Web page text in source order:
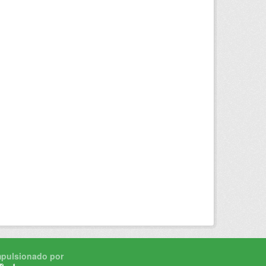
por